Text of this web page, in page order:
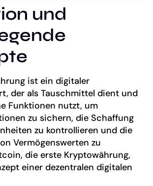
und
ist ein digitaler
der als Tauschmittel dient und
Funktionen nutzt, um
zu sichern, die Schaffung
zu kontrollieren und die
Vermögenswerten zu
die erste Kryptowährung,
einer dezentralen digitalen